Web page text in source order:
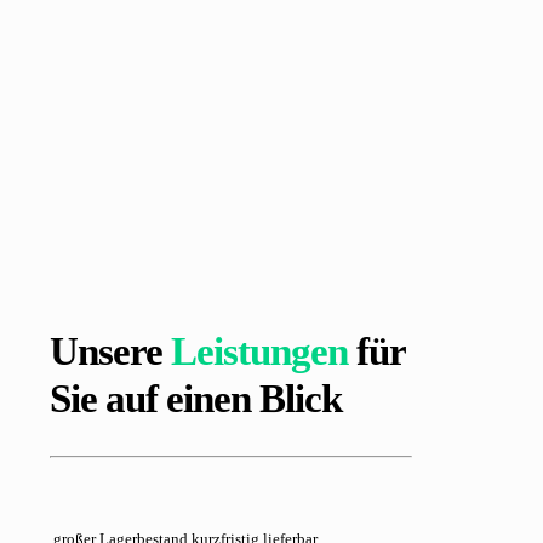
UnsereLeistungenfür
Sie auf einen Blick
großer Lagerbestand kurzfristig lieferbar